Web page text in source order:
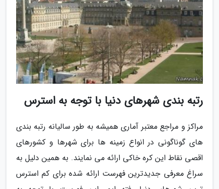
رتبه بندی شهرهای دنیا با توجه به استرس
مراکز و مراجع معتبر آماری همیشه به طور سالیانه رتبه بندی
های گوناگونی در انواع زمینه ها برای شهرها و کشورهای
اقصی نقاط این کره خاکی ارائه می نمایند. به همین دلیل به
سراغ معرفی جدیدترین فهرست ارائه شده برای کم استرس